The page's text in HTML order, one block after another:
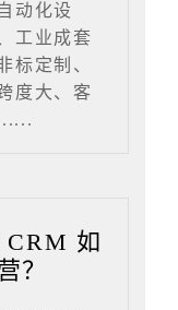
动化设
工业成套
标定制、
度大、客
如
？